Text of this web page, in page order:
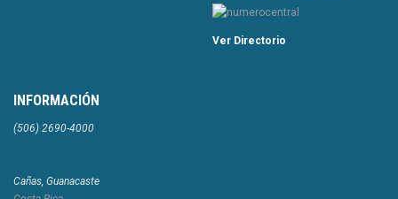
Ver Directorio
INFORMACIÓN
(506) 2690-4000
Cañas, Guanacaste